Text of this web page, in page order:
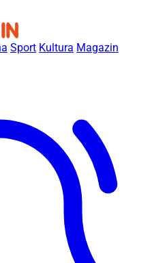
Sport Kultura Magazin